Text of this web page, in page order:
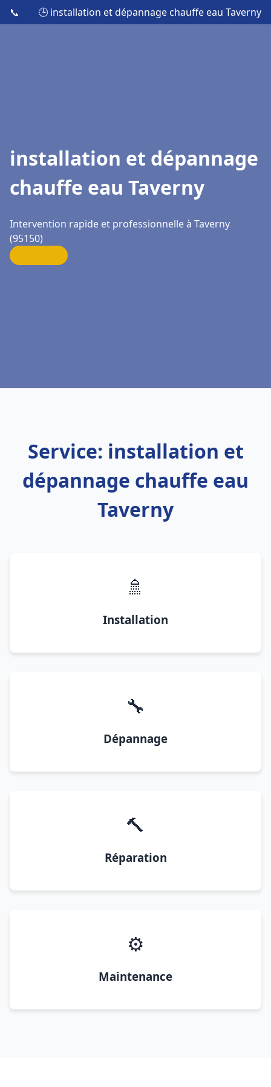
📞 🕒 installation et dépannage chauffe eau Taverny
installation et dépannage
chauffe eau Taverny
Intervention rapide et professionnelle à Taverny
(95150)
Service: installation et
dépannage chauffe eau
Taverny
🚿
Installation
🔧
Dépannage
🔨
Réparation
⚙️
Maintenance